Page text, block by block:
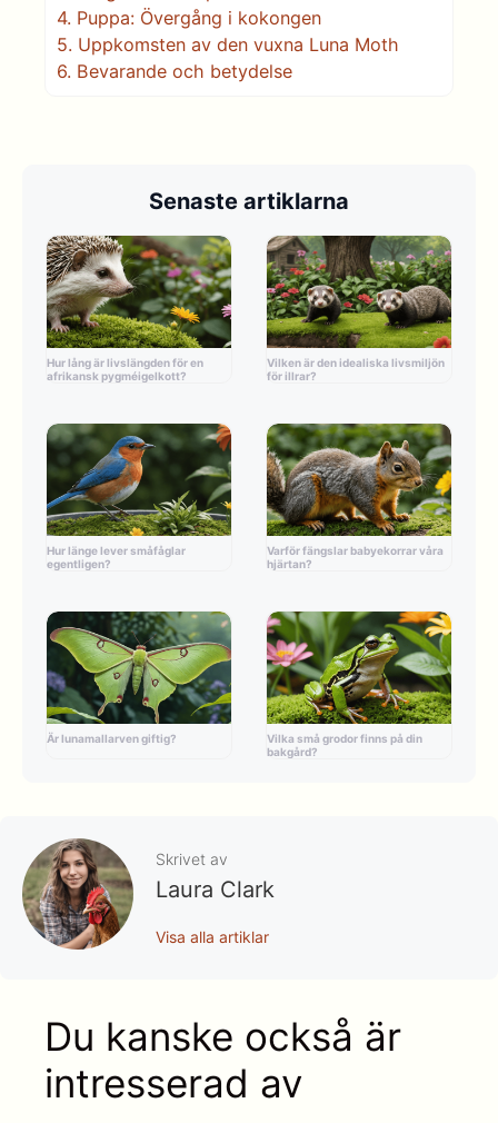
4. Puppa: Övergång i kokongen
5. Uppkomsten av den vuxna Luna Moth
6. Bevarande och betydelse
Senaste artiklarna
Hur lång är livslängden för en
afrikansk pygméigelkott?
Vilken är den idealiska livsmiljön
för illrar?
Hur länge lever småfåglar
egentligen?
Varför fängslar babyekorrar våra
hjärtan?
Är lunamallarven giftig?
Vilka små grodor finns på din
bakgård?
Skrivet av
Laura Clark
Visa alla artiklar
Du kanske också är
intresserad av